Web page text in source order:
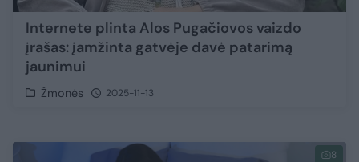
Internete plinta Alos Pugačiovos vaizdo
įrašas: įamžinta gatvėje davė patarimą
jaunimui
Žmonės 2025-11-13
8